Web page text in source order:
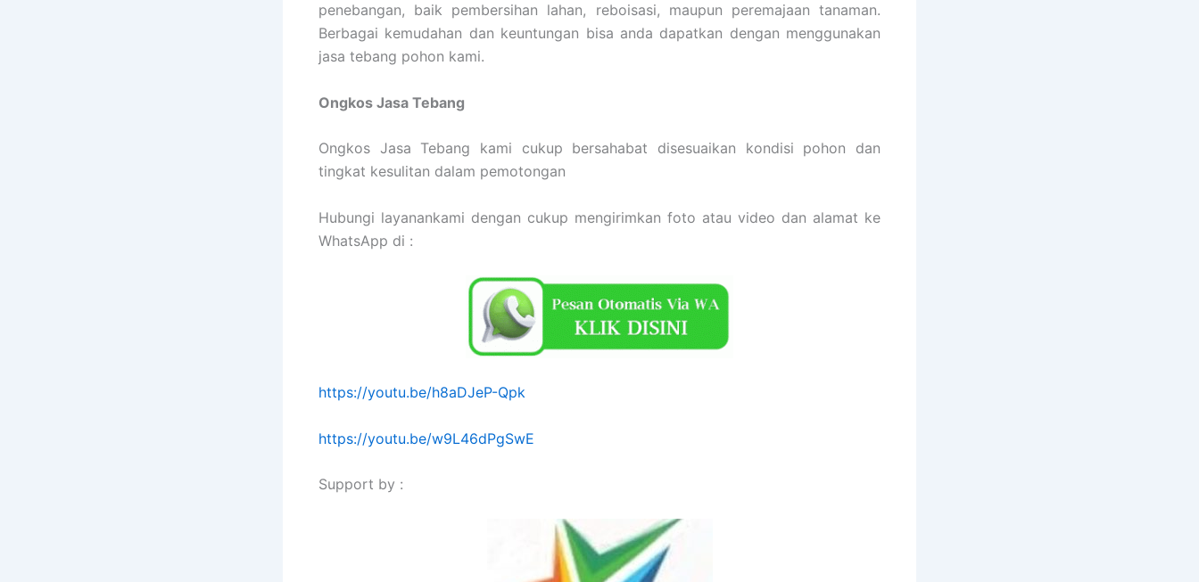
penebangan, baik pembersihan lahan, reboisasi, maupun peremajaan tanaman.
Berbagai kemudahan dan keuntungan bisa anda dapatkan dengan menggunakan
jasa tebang pohon kami.
Ongkos Jasa Tebang
Ongkos Jasa Tebang kami cukup bersahabat disesuaikan kondisi pohon dan
tingkat kesulitan dalam pemotongan
Hubungi layanankami dengan cukup mengirimkan foto atau video dan alamat ke
WhatsApp di :
https://youtu.be/h8aDJeP-Qpk
https://youtu.be/w9L46dPgSwE
Support by :